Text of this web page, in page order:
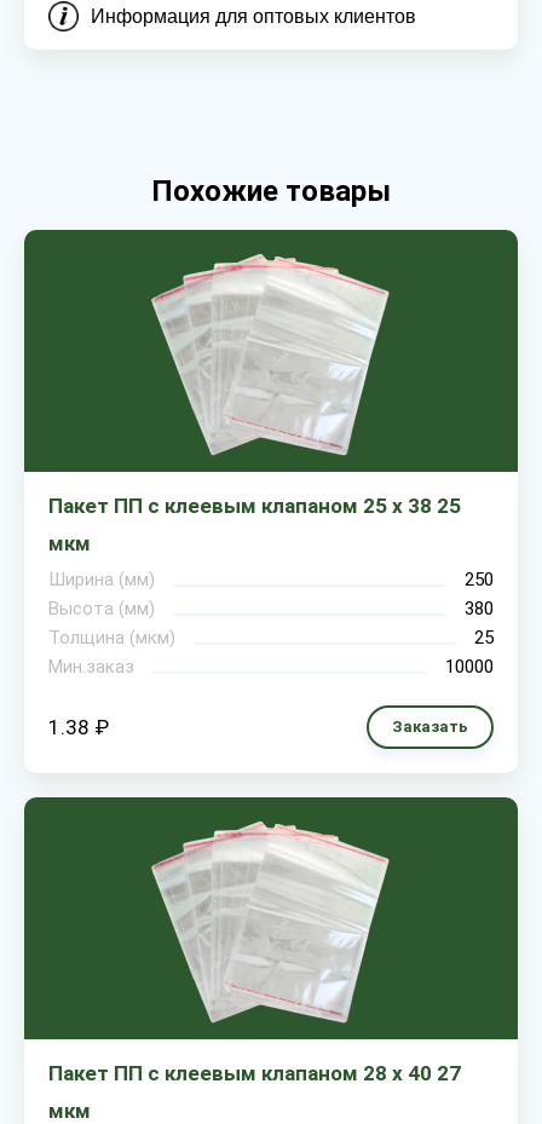
Информация для оптовых клиентов
Похожие товары
Пакет ПП с клеевым клапаном 25 х 38 25
мкм
Ширина (мм)
250
Высота (мм)
380
Толщина (мкм)
25
Мин.заказ
10000
1.38 ₽ Заказать
Пакет ПП с клеевым клапаном 28 х 40 27
мкм